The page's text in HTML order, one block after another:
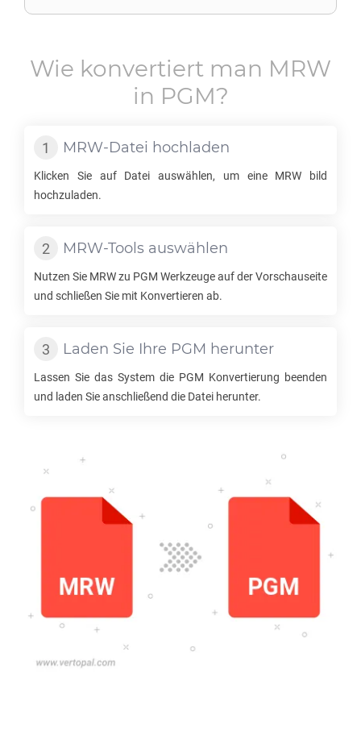
Wie konvertiert man MRW
in PGM?
MRW-Datei hochladen
Klicken Sie auf Datei auswählen, um eine MRW bild
hochzuladen.
MRW-Tools auswählen
Nutzen Sie MRWzu PGM Werkzeuge auf der Vorschauseite
und schließen Sie mit Konvertieren ab.
Laden Sie Ihre PGM herunter
Lassen Sie das System die PGM Konvertierung beenden
und laden Sie anschließend die Datei herunter.